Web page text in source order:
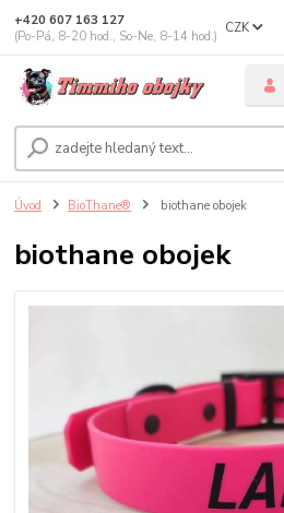
CZK
+420 607 163 127
(Po-Pá, 8-20 hod., So-Ne, 8-14 hod.)
Úvod BioThane® biothane obojek
biothane obojek